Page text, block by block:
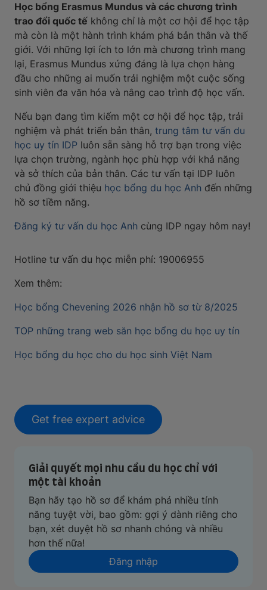
Học bổng Erasmus Mundus và các chương trình
trao đổi quốc tế không chỉ là một cơ hội để học tập
mà còn là một hành trình khám phá bản thân và thế
giới. Với những lợi ích to lớn mà chương trình mang
lại, Erasmus Mundus xứng đáng là lựa chọn hàng
đầu cho những ai muốn trải nghiệm một cuộc sống
sinh viên đa văn hóa và nâng cao trình độ học vấn.
Nếu bạn đang tìm kiếm một cơ hội để học tập, trải
nghiệm và phát triển bản thân, trung tâm tư vấn du
học uy tín IDP luôn sẵn sàng hỗ trợ bạn trong việc
lựa chọn trường, ngành học phù hợp với khả năng
và sở thích của bản thân. Các tư vấn tại IDP luôn
chủ đồng giới thiệu học bổng du học Anh đến những
hồ sơ tiềm năng.
Đăng ký tư vấn du học Anh cùng IDP ngay hôm nay!
Hotline tư vấn du học miễn phí: 19006955
Xem thêm:
Học bổng Chevening 2026 nhận hồ sơ từ 8/2025
TOP những trang web săn học bổng du học uy tín
Học bổng du học cho du học sinh Việt Nam
Get free expert advice
Giải quyết mọi nhu cầu du học chỉ với
một tài khoản
Bạn hãy tạo hồ sơ để khám phá nhiều tính
năng tuyệt vời, bao gồm: gợi ý dành riêng cho
bạn, xét duyệt hồ sơ nhanh chóng và nhiều
hơn thế nữa!
Đăng nhập